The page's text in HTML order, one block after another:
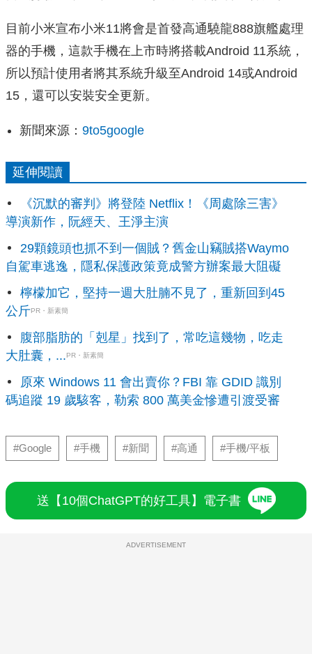
目前小米宣布小米11將會是首發高通驍龍888旗艦處理
器的手機，這款手機在上市時將搭載Android 11系統，
所以預計使用者將其系統升級至Android 14或Android
15，還可以安裝安全更新。
新聞來源： 9to5google
延伸閱讀
《沉默的審判》將登陸 Netflix！《周處除三害》
導演新作，阮經天、王淨主演
29顆鏡頭也抓不到一個賊？舊金山竊賊搭Waymo
自駕車逃逸，隱私保護政策竟成警方辦案最大阻礙
檸檬加它，堅持一週大肚腩不見了，重新回到45
公斤PR・新素簡
腹部脂肪的「剋星」找到了，常吃這幾物，吃走
大肚囊，...PR・新素簡
原來 Windows 11 會出賣你？FBI 靠 GDID 識別
碼追蹤 19 歲駭客，勒索 800 萬美金慘遭引渡受審
#Google #手機 #新聞 #高通 #手機/平板
送【10個ChatGPT的好工具】電子書
ADVERTISEMENT